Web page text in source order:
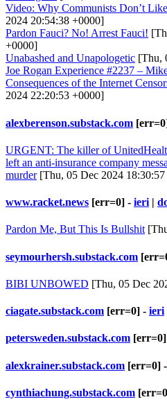
Video: Why Communists Don’t
2024 20:54:38 +0000]
Pardon Fauci? No! Arrest Fauci!
+0000]
Unabashed and Unapologetic [Thu,
Joe Rogan Experience #2237 –
Consequences of the Internet
2024 22:20:53 +0000]
alexberenson.substack.com
URGENT: The killer of
left an anti-insurance company
murder[Thu, 05 Dec 2024
www.racket.news [err=0] - ieri |
Pardon Me, But This Is Bullshit
seymourhersh.substack.com
BIBI UNBOWED [Thu, 05 Dec
ciagate.substack.com [err=0] - ieri
petersweden.substack.com
alexkrainer.substack.com [err=0] -
cynthiachung.substack.com